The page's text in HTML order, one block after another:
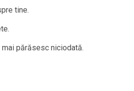
tine.
părăsesc niciodată.